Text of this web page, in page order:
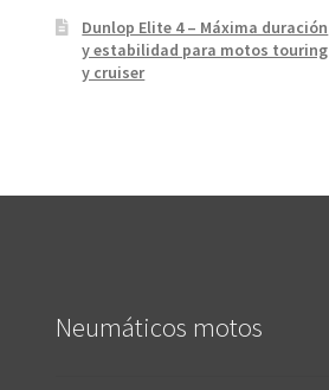
Dunlop Elite 4 – Máxima duración
y estabilidad para motos touring
y cruiser
Neumáticos motos